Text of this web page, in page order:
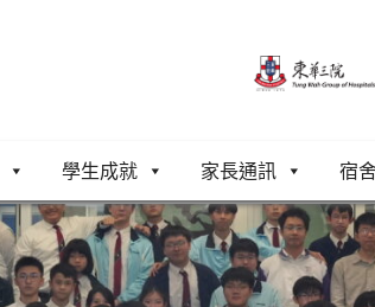
學生成就 家長通訊 宿